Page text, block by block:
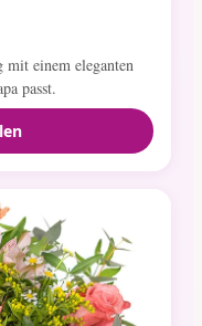
mit einem eleganten
passt.